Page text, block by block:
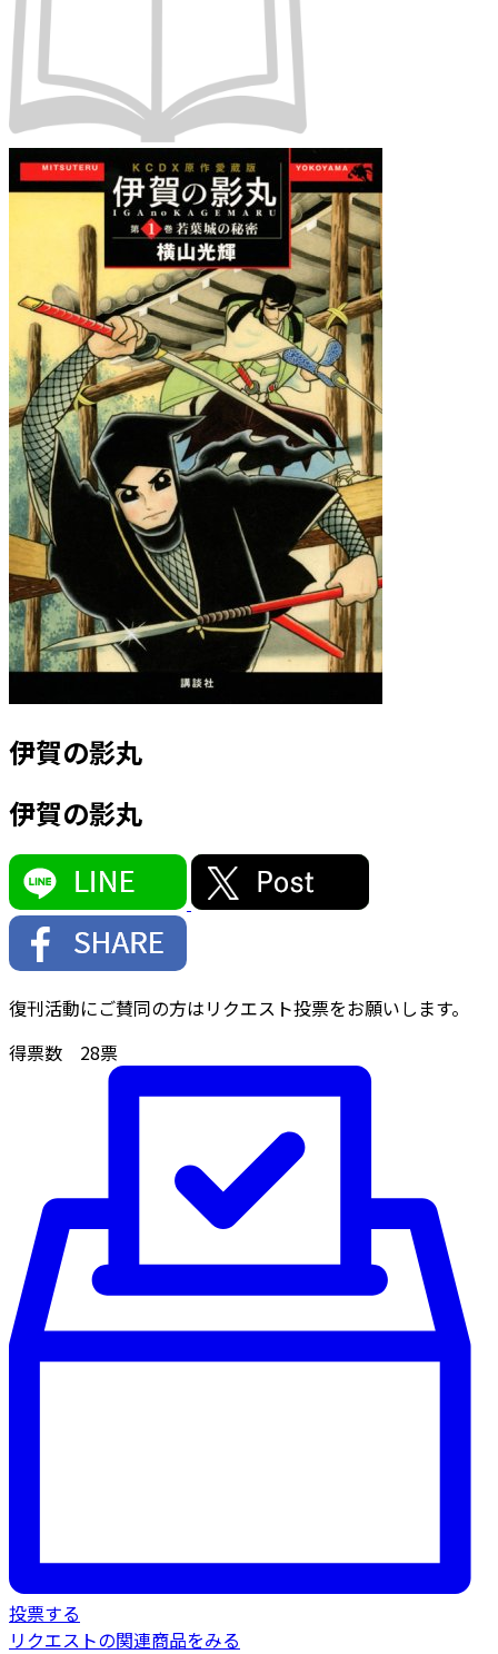
伊賀の影丸
伊賀の影丸
復刊活動にご賛同の方はリクエスト投票をお願いします。
得票数 28票
投票する
リクエストの関連商品をみる